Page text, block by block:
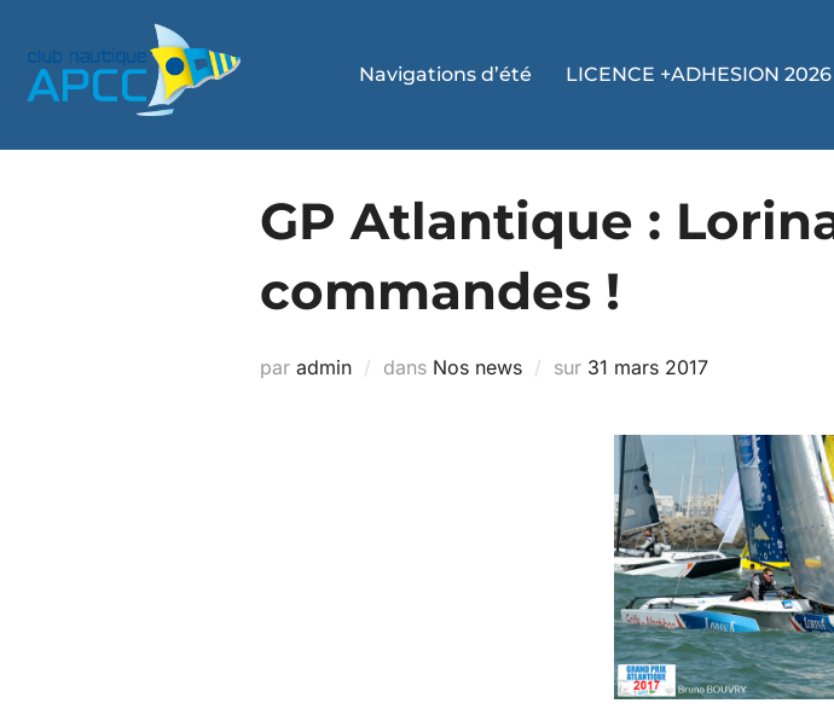
Navigations d’été LICENCE +ADHESION 2026
GP Atlantique :
commandes !
paradmin dans Nos news sur 31 mars 2017